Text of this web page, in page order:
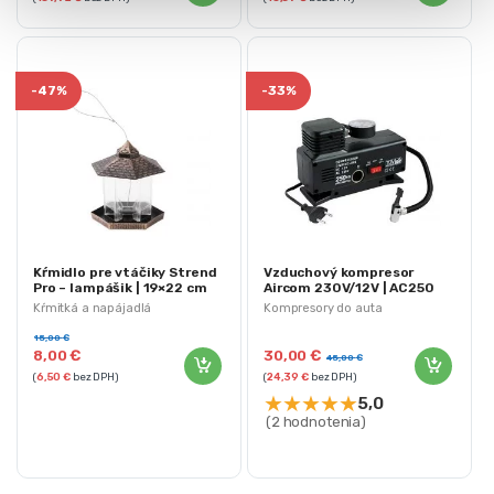
Kŕmitká a napájadlá
-47%
Kŕmidlo pre vtáčiky Strend
Pro – lampášik | 19×22 cm
8,00€
15,00€
(6,50€ bez DPH)
Kompresory do auta
-33%
Vzduchový kompresor
Aircom 230V/12V | AC250
30,00€ 45,00€
(24,39€bez DPH)
★★★★★5,0
(2 hodnotenia)